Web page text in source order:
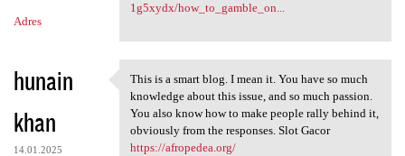
Adres
1g5xydx/how_to_gamble_on...
hunain
khan
14.01.2025
This is a smart blog. I mean
This is a smart blog. I mean it. You have so much
knowledge about this issue, and so much passion.
You also know how to make people rally behind it,
obviously from the responses. Slot Gacor
https://afropedea.org/